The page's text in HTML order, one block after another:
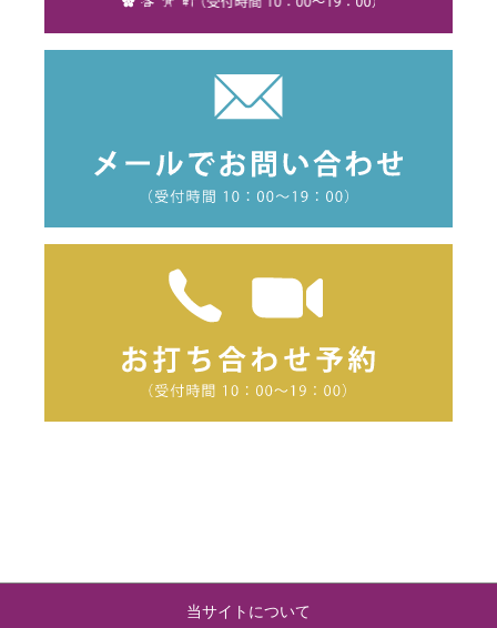
当サイトについて